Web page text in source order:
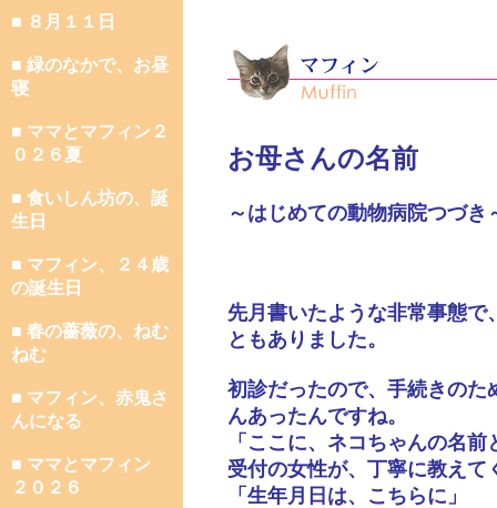
■ ８月１１日
■ 緑のなかで、お昼
寝
■ ママとマフィン２
０２６夏
■ 食いしん坊の、誕
生日
■ マフィン、２４歳
の誕生日
■ 春の薔薇の、ねむ
ねむ
■ マフィン、赤鬼さ
んになる
■ ママとマフィン
２０２６
お母さんの名前
～はじめての動物病院つづき
先月書いたような非常事態
ともありました。
初診だったので、手続きのた
んあったんですね。
「ここに、ネコちゃんの名
受付の女性が、丁寧に教えて
「生年月日は、こちらに」